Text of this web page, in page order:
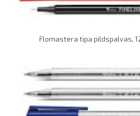
Flomastera tipa pildspalvas,